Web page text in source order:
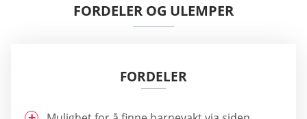
FORDELER OG ULEMPER
FORDELER